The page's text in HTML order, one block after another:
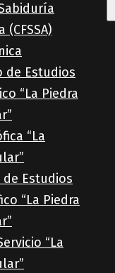
(CFSSA)
de Estudios
“La Piedra
“La
de Estudios
“La Piedra
“La